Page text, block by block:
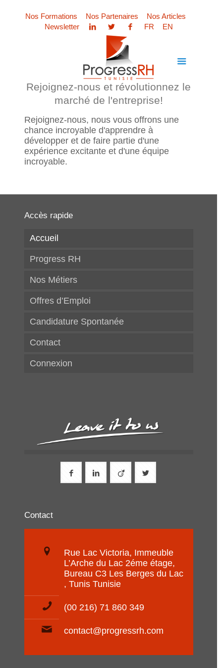
Nos Formations Nos Partenaires
Nos Articles
Newsletter
FR EN
Rejoignez-nous et révolutionnez le
marché de l'entreprise!
Rejoignez-nous, nous vous offrons une
chance incroyable d'apprendre à
développer et de faire partie d'une
expérience excitante et d'une équipe
incroyable.
Accès rapide
Accueil
Progress RH
Nos Métiers
Offres d’Emploi
Candidature Spontanée
Contact
Connexion
Contact
Rue Lac Victoria, Immeuble
L’Arche du Lac 2éme étage,
Bureau C3 Les Berges du Lac
, Tunis Tunisie
(00 216) 71 860 349
contact@progressrh.com